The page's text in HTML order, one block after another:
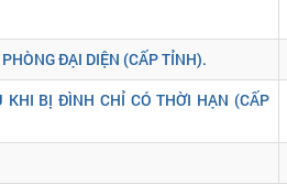
ĐẠI DIỆN (CẤP TỈNH).
KHI BỊ ĐÌNH CHỈ CÓ THỜI HẠN (CẤP